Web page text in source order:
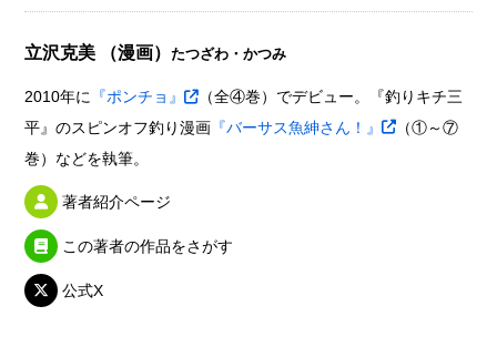
立沢克美 （漫画）たつざわ・かつみ
2010年に 『ポンチョ』
（全④巻）でデビュー。『釣りキチ三
平』のスピンオフ釣り漫画 『バーサス魚紳さん！』
（①～⑦
巻）などを執筆。
著者紹介ページ
この著者の作品をさがす
公式X